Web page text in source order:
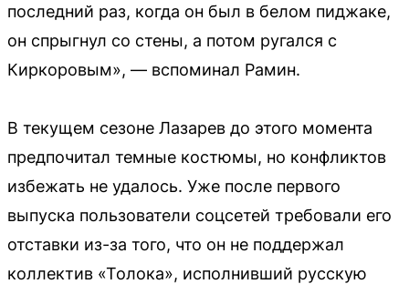
последний раз, когда он был в белом пиджаке,
он спрыгнул со стены, а потом ругался с
Киркоровым», — вспоминал Рамин.
В текущем сезоне Лазарев до этого момента
предпочитал темные костюмы, но конфликтов
избежать не удалось. Уже после первого
выпуска пользователи соцсетей требовали его
отставки из-за того, что он не поддержал
коллектив «Толока», исполнивший русскую